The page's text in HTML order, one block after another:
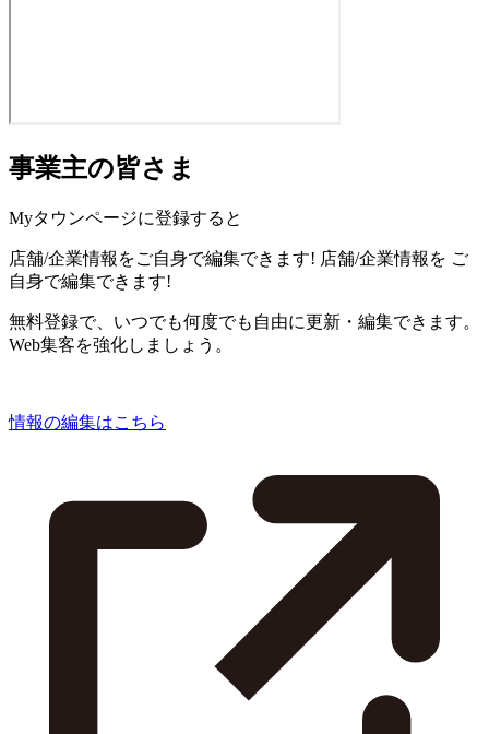
事業主の皆さま
Myタウンページに登録すると
店舗/企業情報をご自身で編集できます! 店舗/企業情報を ご
自身で編集できます!
無料登録で、いつでも何度でも自由に更新・編集できます。
Web集客を強化しましょう。
情報の編集はこちら